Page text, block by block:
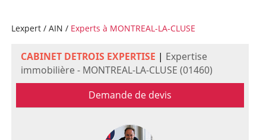
Lexpert/ AIN / Experts à MONTREAL-LA-CLUSE
CABINET DETROIS EXPERTISE | Expertise
immobilière - MONTREAL-LA-CLUSE (01460)
Demande de devis